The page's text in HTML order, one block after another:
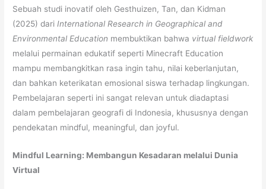
Sebuah studi inovatif oleh Gesthuizen, Tan, dan Kidman
(2025) dari International Research in Geographical and
Environmental Education membuktikan bahwa virtual fieldwork
melalui permainan edukatif seperti Minecraft Education
mampu membangkitkan rasa ingin tahu, nilai keberlanjutan,
dan bahkan keterikatan emosional siswa terhadap lingkungan.
Pembelajaran seperti ini sangat relevan untuk diadaptasi
dalam pembelajaran geografi di Indonesia, khususnya dengan
pendekatan mindful, meaningful, dan joyful.
Mindful Learning: Membangun Kesadaran melalui Dunia
Virtual